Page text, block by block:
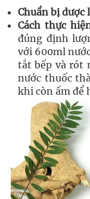
Chuẩn bị dược
Cách thực
đúng định
với 600ml
tắt bếp và rót
nước thuốc
khi còn ấm để